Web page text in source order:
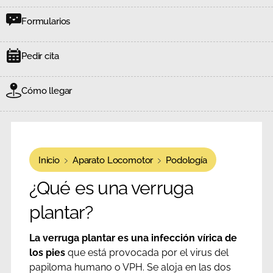
Formularios
Pedir cita
Cómo llegar
Inicio Aparato Locomotor Podología
¿Qué es una verruga
plantar?
La verruga plantar es una infección vírica de
los piesque está provocada por el virus del
papiloma humano o VPH. Se aloja en las dos